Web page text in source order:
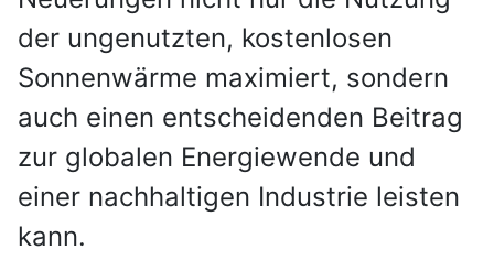
der ungenutzten, kostenlosen
Sonnenwärme maximiert, sondern
auch einen entscheidenden Beitrag
zur globalen Energiewende und
einer nachhaltigen Industrie leisten
kann.